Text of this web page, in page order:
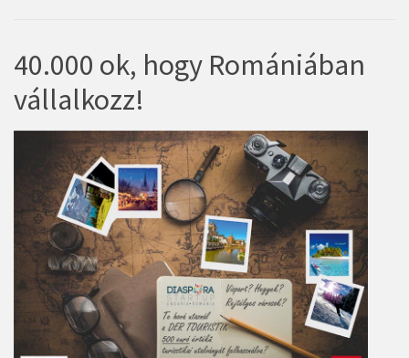
40.000 ok, hogy Romániában
vállalkozz!